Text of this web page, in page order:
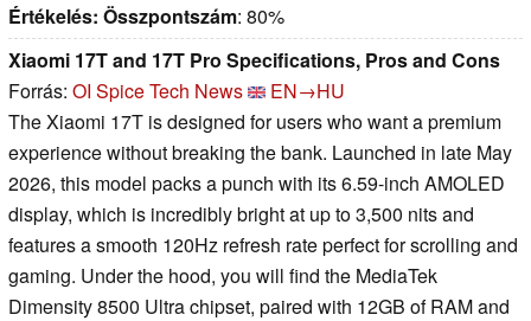
Értékelés: Összpontszám: 80%
Xiaomi 17T and 17T Pro Specifications, Pros and Cons
Forrás: OI Spice Tech News
EN→HU
The Xiaomi 17T is designed for users who want a premium
experience without breaking the bank. Launched in late May
2026, this model packs a punch with its 6.59-inch AMOLED
display, which is incredibly bright at up to 3,500 nits and
features a smooth 120Hz refresh rate perfect for scrolling and
gaming. Under the hood, you will find the MediaTek
Dimensity 8500 Ultra chipset, paired with 12GB of RAM and